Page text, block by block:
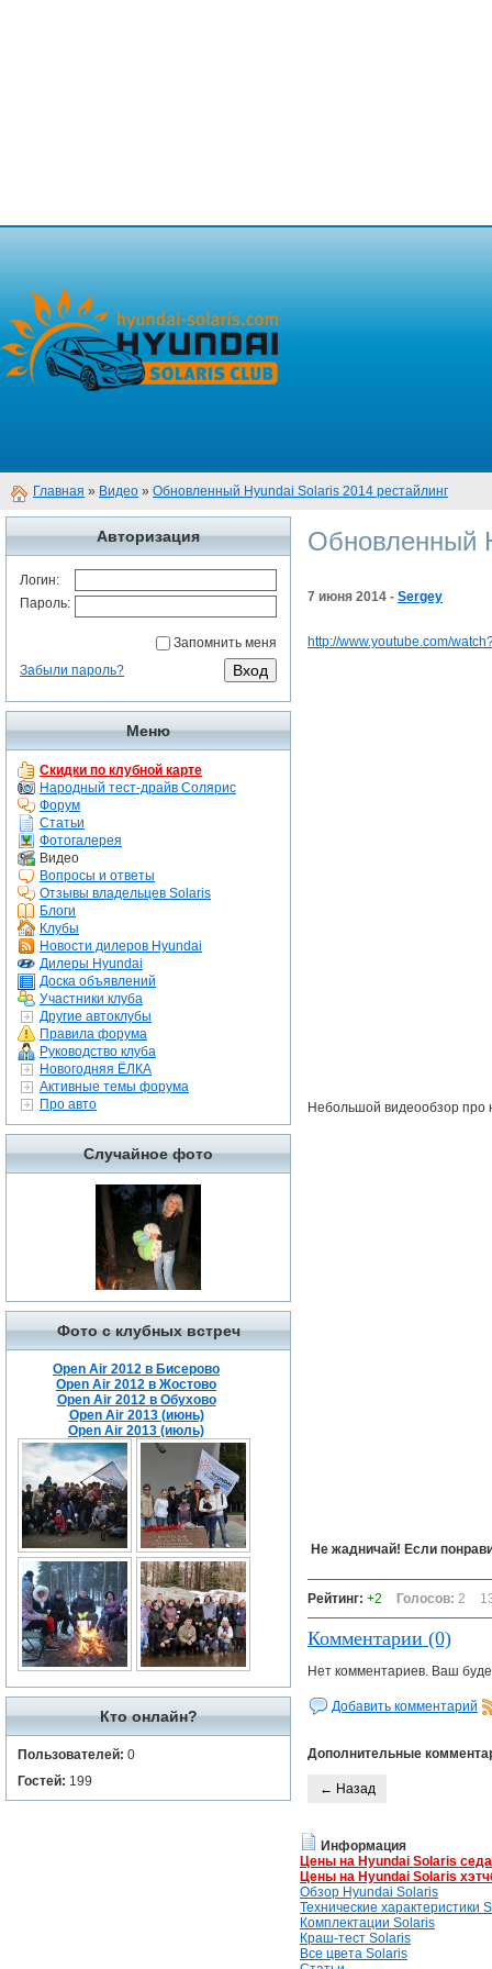
Главная » Видео » Обновленный Hyundai Solaris 2014 рестайлинг
Авторизация
Логин:
Пароль:
Запомнить меня
Забыли пароль?
Меню
Скидки по клубной карте
Народный тест-драйв Солярис
Форум
Статьи
Фотогалерея
Видео
Вопросы и ответы
Отзывы владельцев Solaris
Блоги
Клубы
Новости дилеров Hyundai
Дилеры Hyundai
Доска объявлений
Участники клуба
Другие автоклубы
Правила форума
Руководство клуба
Новогодняя ЁЛКА
Активные темы форума
Про авто
Случайное фото
Фото с клубных встреч
Open Air 2012 в Бисерово
Open Air 2012 в Жостово
Open Air 2012 в Обухово
Open Air 2013 (июнь)
Open Air 2013 (июль)
Кто онлайн?
Пользователей: 0
Гостей: 199
Обновленный
7 июня 2014 - Sergey
http://www.youtube.com/
Небольшой видеообзор
Не жадничай! Если
Рейтинг: +2 Голосов: 2
Комментарии (0)
Нет комментариев. Ваш
Добавить комментарий
Дополнительные
← Назад
Информация
Цены на Hyundai Solaris
Цены на Hyundai Solaris
Обзор Hyundai Solaris
Технические характеристики
Комплектации Solaris
Краш-тест Solaris
Все цвета Solaris